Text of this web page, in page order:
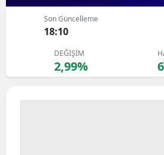
Son Güncelleme
18:10
DEĞİŞİM
2,99%